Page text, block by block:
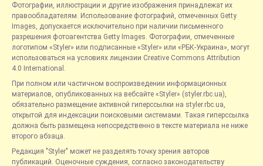
Фотографии, иллюстрации и другие изображения принадлежат их
правообладателям. Использование фотографий, отмеченных Getty
Images, допускается исключительно при наличии письменного
разрешения фотоагентства Getty Images. Фотографии, отмеченные
логотипом «Styler» или подписанные «Styler» или «РБК-Украина», могут
использоваться на условиях лицензии Creative Commons Attribution
4.0 International.
При полном или частичном воспроизведении информационных
материалов, опубликованных на вебсайте «Styler» (styler.rbc.ua),
обязательно размещение активной гиперссылки на styler.rbc.ua,
открытой для индексации поисковыми системами. Такая гиперссылка
должна быть размещена непосредственно в тексте материала не ниже
второго абзаца.
Редакция "Styler" может не разделять точку зрения авторов
публикаций. Оценочные суждения, согласно законодательству